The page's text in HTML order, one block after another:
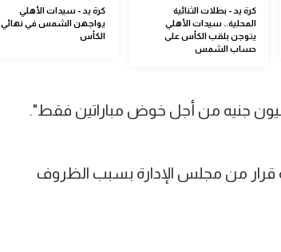
كرة يد - بطلات الثنائية
المحلية.. سيدات الأهلي
يتوجن بلقب الكأس على
حساب الشمس
كرة يد - سيدات الأهلي
يواجهن الشمس في نهائي
الكأس
قرار من مجلس الإدارة بسبب الظروف